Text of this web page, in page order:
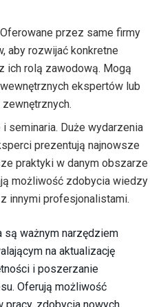
przez same firmy
aby rozwijać konkretne
ich rolą zawodową. Mogą
ekspertów lub
seminaria. Duże wydarzenia
prezentują najnowsze
praktyki w danym obszarze
możliwość zdobycia wiedzy
innymi profesjonalistami.
ważnym narzędziem
na aktualizację
i poszerzanie
Oferują możliwość